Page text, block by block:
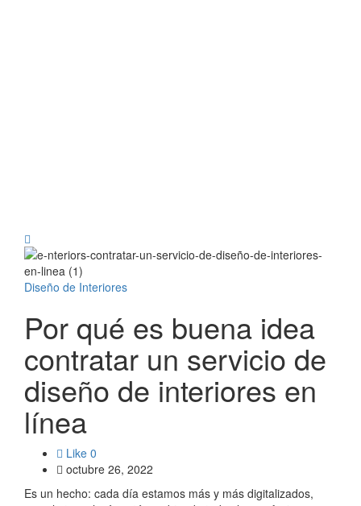
Diseño de Interiores
Por qué es buena idea
contratar un servicio de
diseño de interiores en
línea
Like 0
octubre 26, 2022
Es un hecho: cada día estamos más y más digitalizados,